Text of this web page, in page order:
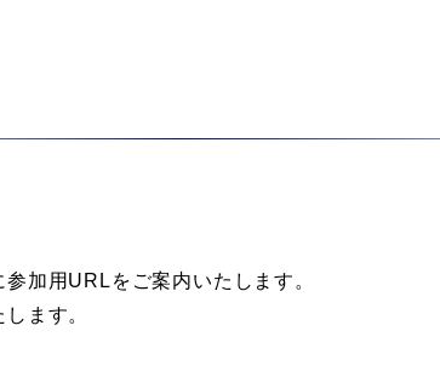
加用URLをご案内いたします。
ます。